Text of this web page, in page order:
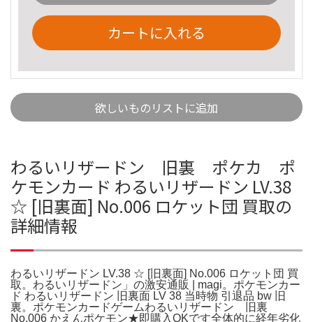
カートに入れる
欲しいものリストに追加
わるいリザードン 旧裏 ポケカ ポ
ケモンカード わるいリザードン LV.38
☆ [旧裏面] No.006 ロケット団 買取の
詳細情報
わるいリザードン LV.38 ☆ [旧裏面] No.006 ロケット団 買
取。わるいリザードン」の激安通販 | magi。ポケモンカー
ド わるいリザードン 旧裏面 LV 38 当時物 引退品 bw 旧
裏。ポケモンカードゲームわるいリザードン 旧裏
No.006 かえんポケモン★即購入OKです全体的に経年劣化